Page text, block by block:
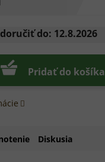
do: 12.8.2026
Pridať do košíka
Diskusia